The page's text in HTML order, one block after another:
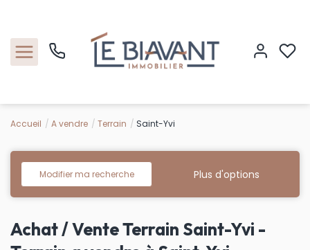
Nos biens
Accueil A vendre Terrain Saint-Yvi
Modifier ma recherche Plus d'options
Achat / Vente Terrain Saint-Yvi -